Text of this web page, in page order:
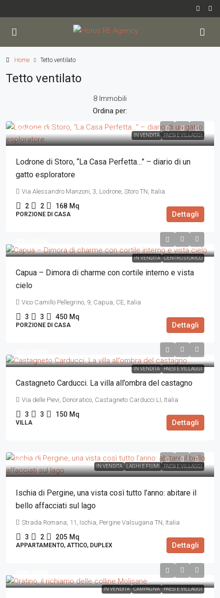
Home Tetto ventilato
Tetto ventilato
8 Immobili
Ordina per:
IN VENDITA PAESI E VILLAGGI
255.000€
Lodrone di Storo, “La Casa Perfetta…” – diario di un
gatto esploratore
Via Alessandro Manzoni, 3, Lodrone, Storo TN, Italia
2 2 168 Mq
PORZIONE DI CASA Dettagli
IN VENDITA CENTRO STORICO
Capua – Dimora di charme con cortile interno e vista
cielo
Vico Camillo Pellegrino, 9, Capua, CE, Italia
3 3 450 Mq
PORZIONE DI CASA Dettagli
IN VENDITA PAESI E VILLAGGI
Castagneto Carducci. La villa all’ombra del castagno
Via delle Pievi, Donoratico, Castagneto Carducci LI, Italia
3 3 150 Mq
VILLA Dettagli
IN VENDITA LAGHI E FIUMI PAESI E VILLAGGI
720.000€
Ischia di Pergine, una vista così tutto l’anno: abitare il
bello affacciati sul lago
Strada Romana, 11, Ischia, Pergine Valsugana TN, Italia
3 2 205 Mq
APPARTAMENTO, ATTICO, DUPLEX Dettagli
IN VENDITA CAMPAGNA PAESI E VILLAGGI